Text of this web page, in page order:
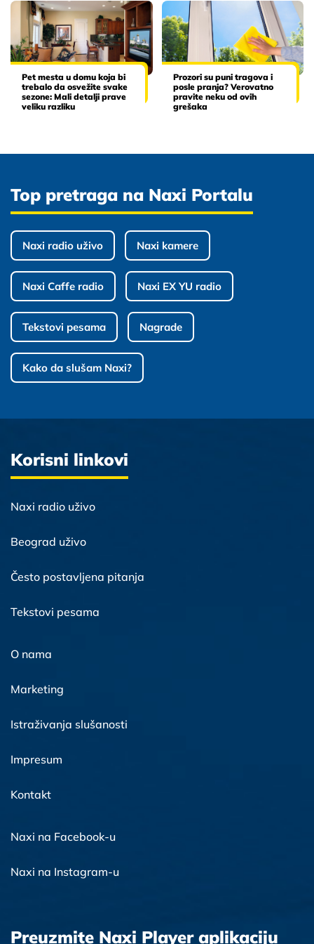
Pet mesta u domu koja bi
trebalo da osvežite svake
sezone: Mali detalji prave
veliku razliku
Prozori su puni tragova i
posle pranja? Verovatno
pravite neku od ovih
grešaka
Top pretraga na Naxi Portalu
Naxi radio uživo Naxi kamere
Naxi Caffe radio Naxi EX YU radio
Tekstovi pesama Nagrade
Kako da slušam Naxi?
Korisni linkovi
Naxi radio uživo
Beograd uživo
Često postavljena pitanja
Tekstovi pesama
O nama
Marketing
Istraživanja slušanosti
Impresum
Kontakt
Naxi na Facebook-u
Naxi na Instagram-u
Preuzmite Naxi Player aplikaciju